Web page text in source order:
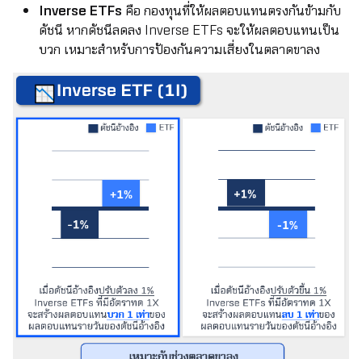
Inverse ETFs คือ กองทุนที่ให้ผลตอบแทนตรงกันข้ามกับ
ดัชนี หากดัชนีลดลง Inverse ETFs จะให้ผลตอบแทนเป็น
บวก เหมาะสำหรับการป้องกันความเสี่ยงในตลาดขาลง